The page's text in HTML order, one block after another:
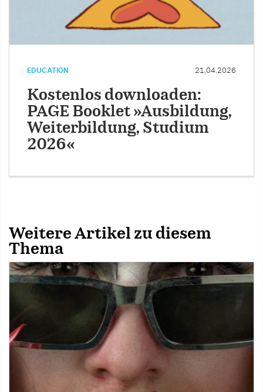
EDUCATION 21.04.2026
Kostenlos downloaden:
PAGE Booklet »Ausbildung,
Weiterbildung, Studium
2026«
Weitere Artikel zu diesem
Thema